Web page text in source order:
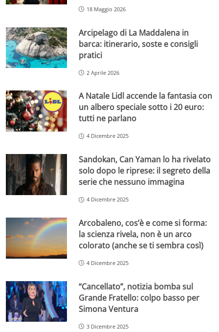
18 Maggio 2026
Arcipelago di La Maddalena in
barca: itinerario, soste e consigli
pratici
2 Aprile 2026
A Natale Lidl accende la fantasia con
un albero speciale sotto i 20 euro:
tutti ne parlano
4 Dicembre 2025
Sandokan, Can Yaman lo ha rivelato
solo dopo le riprese: il segreto della
serie che nessuno immagina
4 Dicembre 2025
Arcobaleno, cos’è e come si forma:
la scienza rivela, non è un arco
colorato (anche se ti sembra così)
4 Dicembre 2025
“Cancellato”, notizia bomba sul
Grande Fratello: colpo basso per
Simona Ventura
3 Dicembre 2025